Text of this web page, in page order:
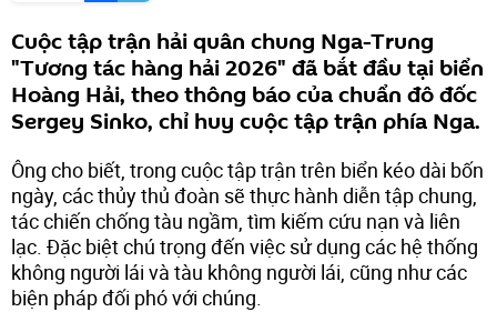
Cuộc tập trận hải quân chung Nga-Trung
"Tương tác hàng hải 2026" đã bắt đầu tại biển
Hoàng Hải, theo thông báo của chuẩn đô đốc
Sergey Sinko, chỉ huy cuộc tập trận phía Nga.
Ông cho biết, trong cuộc tập trận trên biển kéo dài bốn
ngày, các thủy thủ đoàn sẽ thực hành diễn tập chung,
tác chiến chống tàu ngầm, tìm kiếm cứu nạn và liên
lạc. Đặc biệt chú trọng đến việc sử dụng các hệ thống
không người lái và tàu không người lái, cũng như các
biện pháp đối phó với chúng.